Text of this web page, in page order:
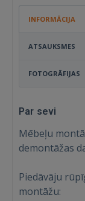
INFORMĀCIJA
ATSAUKSMES
FOTOGRĀFIJAS
Par sevi
Mēbeļu
demontāžas
Piedāvāju
montāžu: